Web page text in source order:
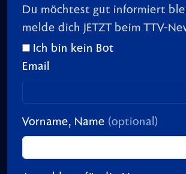
Du möchtest gut informiert
melde dich JETZT beim TTV-
Ich bin kein Bot
Email
Vorname, Name (optional)